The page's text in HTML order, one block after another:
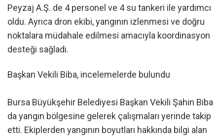
Peyzaj A.Ş. de 4 personel ve 4 su tankeri ile yardımcı
oldu. Ayrıca dron ekibi, yangının izlenmesi ve doğru
noktalara müdahale edilmesi amacıyla koordinasyon
desteği sağladı.
Başkan Vekili Biba, incelemelerde bulundu
Bursa Büyükşehir Belediyesi Başkan Vekili Şahin Biba
da yangın bölgesine gelerek çalışmaları yerinde takip
etti. Ekiplerden yangının boyutları hakkında bilgi alan